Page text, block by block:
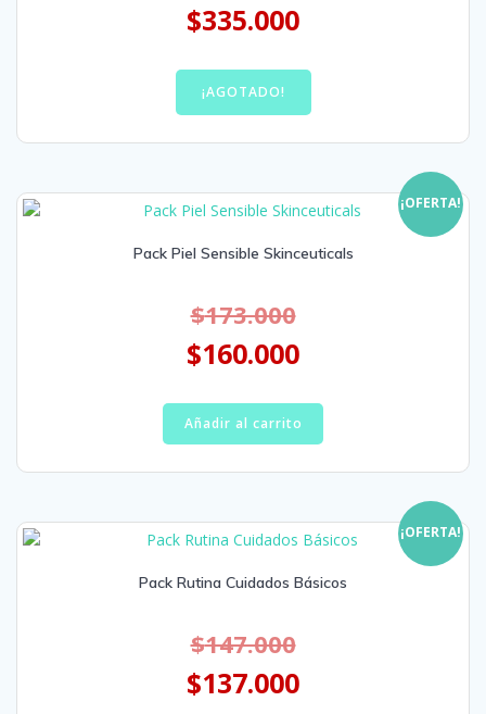
$335.000
¡AGOTADO!
¡OFERTA!
Pack Piel Sensible Skinceuticals
$173.000
$160.000
Añadir al carrito
¡OFERTA!
Pack Rutina Cuidados Básicos
$147.000
$137.000